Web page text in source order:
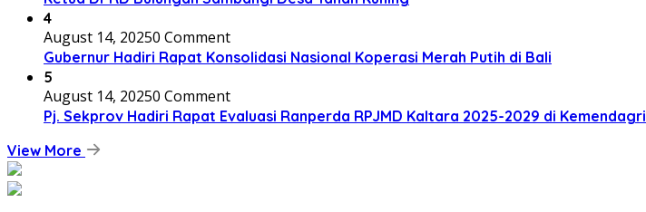
4
August 14, 20250 Comment
Gubernur Hadiri Rapat Konsolidasi Nasional Koperasi Merah Putih di Bali
5
August 14, 20250 Comment
Pj. Sekprov Hadiri Rapat Evaluasi Ranperda RPJMD Kaltara 2025-2029 di Kemendagri
View More